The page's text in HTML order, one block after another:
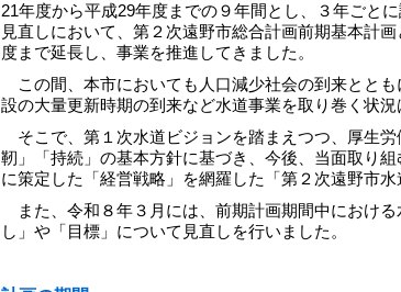
21年度から平成29年度までの９年間とし、３年ごと
見直しにおいて、第２次遠野市総合計画前期基本計
度まで延長し、事業を推進してきました。
この間、本市においても人口減少社会の到来とと
設の大量更新時期の到来など水道事業を取り巻く状況
そこで、第１次水道ビジョンを踏まえつつ、厚生
靭」「持続」の基本方針に基づき、今後、当面取り
に策定した「経営戦略」を網羅した「第２次遠野市水
また、令和８年３月には、前期計画期間中におけ
し」や「目標」について見直しを行いました。